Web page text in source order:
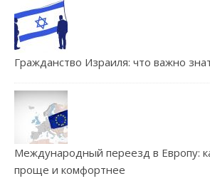
Гражданство Израиля: что важно
Международный переезд в Европу:
проще и комфортнее